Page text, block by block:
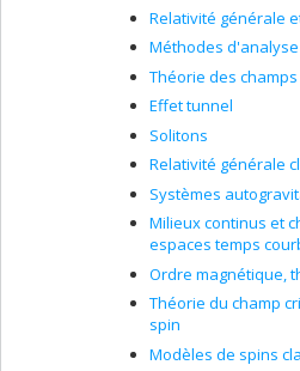
Relativité générale
Méthodes
Théorie des champs
Effet tunnel
Solitons
Relativité générale
Systèmes
Milieux continus et
espaces temps
Ordre magnétique,
Théorie du champ
spin
Modèles de spins